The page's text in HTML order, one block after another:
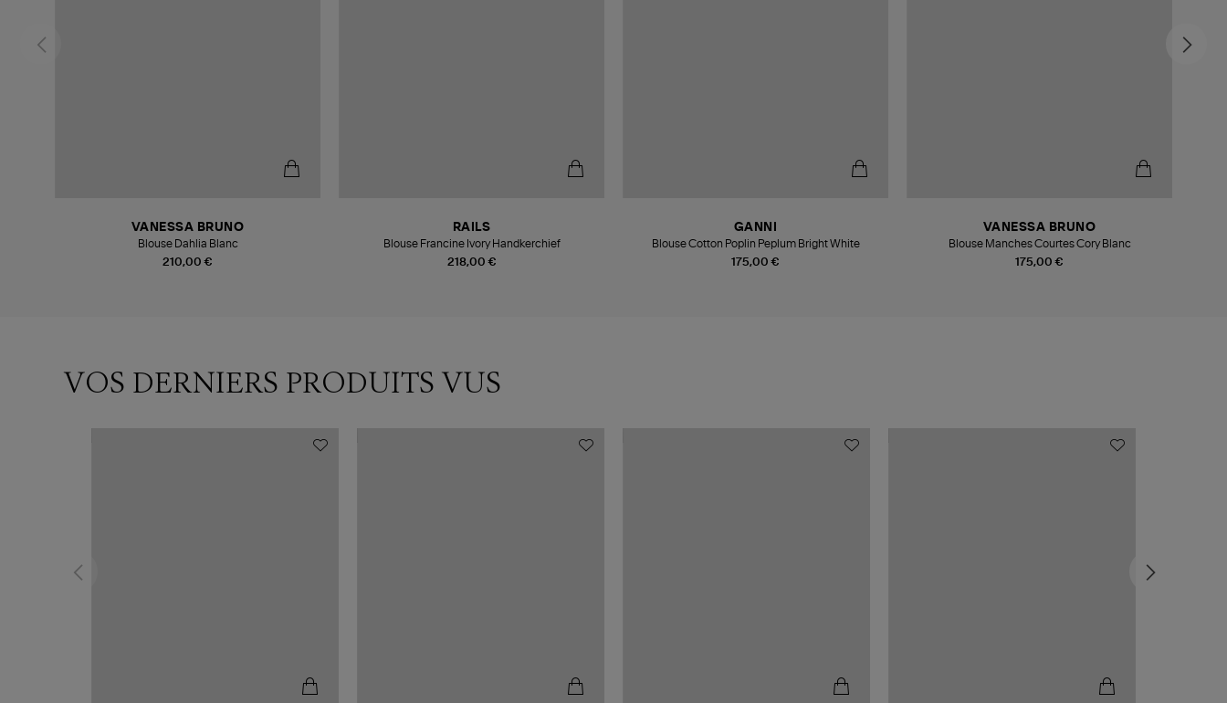
210,00 €
VANESSA BRUNO
Blouse Dahlia Blanc
218,00 €
RAILS
Blouse Francine Ivory Handkerchief
175,00 €
GANNI
Blouse Cotton Poplin Peplum Bright White
175,00 €
VANESSA BRUNO
Blouse Manches Courtes Cory Blanc
VOS DERNIERS PRODUITS VUS